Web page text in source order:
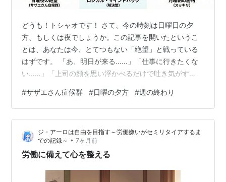
どうも！トシャオです！ さて、今の時刻は日曜日の夕
方、もしくは夜でしょうか。この記事を開いたというこ
とは、あなたは今、とてつもない「絶望」と戦っている
はずです。 「あ、明日が来る……」「仕事に行きたくな
い……」「上司の顔を思い浮かべるだけで吐き気がす
方のアニメのエンディング曲が流れた瞬間の、あの世界
の終わり感。あれ、もはや一種の呪いですよね。 でも、
安心してください。僕はこの「日曜の夜の憂鬱」を、フ
レームワークと脳科学の知見を駆使して、完膚なきまで
に叩き潰す準備ができています（笑）。 あなたはダメな
人間じゃない。ただ、「脳のバグ」にやられてい…
#サザエさん症候群 #日曜の夕方 #週の終わり
ジ・アーロは自由を目指す～労働嫌いがセミリタイアするま
での記録～ • 7ヶ月前
労働に備えて心を整える